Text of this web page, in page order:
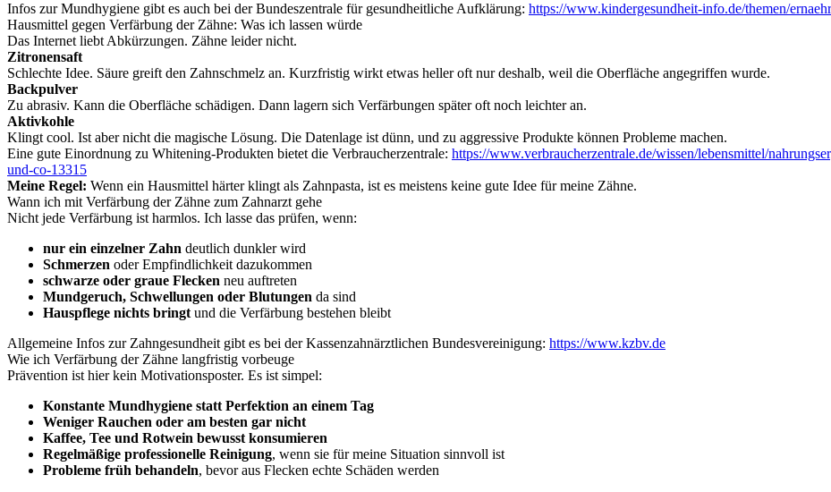
Infos zur Mundhygiene gibt es auch bei der Bundeszentrale für gesundheitliche Aufklärung: https://www.kindergesundheit-info.de/themen/
Hausmittel gegen Verfärbung der Zähne: Was ich lassen würde
Das Internet liebt Abkürzungen. Zähne leider nicht.
Zitronensaft
Schlechte Idee. Säure greift den Zahnschmelz an. Kurzfristig wirkt etwas heller oft nur deshalb, weil die Oberfläche angegriffen wurde.
Backpulver
Zu abrasiv. Kann die Oberfläche schädigen. Dann lagern sich Verfärbungen später oft noch leichter an.
Aktivkohle
Klingt cool. Ist aber nicht die magische Lösung. Die Datenlage ist dünn, und zu aggressive Produkte können Probleme machen.
Eine gute Einordnung zu Whitening-Produkten bietet die Verbraucherzentrale: https://www.verbraucherzentrale.de/wissen/lebensmittel/
und-co-13315
Meine Regel: Wenn ein Hausmittel härter klingt als Zahnpasta, ist es meistens keine gute Idee für meine Zähne.
Wann ich mit Verfärbung der Zähne zum Zahnarzt gehe
Nicht jede Verfärbung ist harmlos. Ich lasse das prüfen, wenn:
nur ein einzelner Zahn deutlich dunkler wird
Schmerzen oder Empfindlichkeit dazukommen
schwarze oder graue Flecken neu auftreten
Mundgeruch, Schwellungen oder Blutungen da sind
Hauspflege nichts bringt und die Verfärbung bestehen bleibt
Allgemeine Infos zur Zahngesundheit gibt es bei der Kassenzahnärztlichen Bundesvereinigung: https://www.kzbv.de
Wie ich Verfärbung der Zähne langfristig vorbeuge
Prävention ist hier kein Motivationsposter. Es ist simpel:
Konstante Mundhygiene statt Perfektion an einem Tag
Weniger Rauchen oder am besten gar nicht
Kaffee, Tee und Rotwein bewusst konsumieren
Regelmäßige professionelle Reinigung, wenn sie für meine Situation sinnvoll ist
Probleme früh behandeln, bevor aus Flecken echte Schäden werden